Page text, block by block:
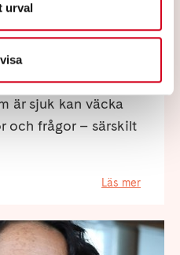
urvalav och för unga
är drabbad av en
YTAN erbjuder
unga. Att vara
är sjuk kan väcka
och frågor – särskilt
Läs mer